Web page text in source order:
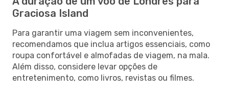
Graciosa Island
Para garantir uma viagem sem inconvenientes,
recomendamos que inclua artigos essenciais, como
roupa confortável e almofadas de viagem, na mala.
Além disso, considere levar opções de
entretenimento, como livros, revistas ou filmes.